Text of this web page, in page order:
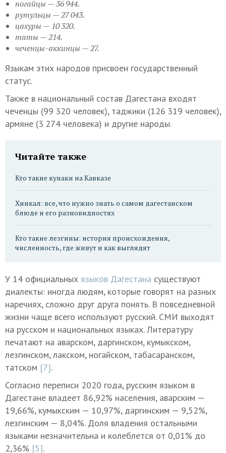
ногайцы — 36 944.
рутульцы — 27 043.
цахуры — 10 320.
таты — 214.
чеченцы-аккинцы — 27.
Языкам этих народов присвоен государственный
статус.
Также в национальный состав Дагестана входят
чеченцы (99 320 человек), таджики (126 319 человек),
армяне (3 274 человека) и другие народы.
Читайте также
Кто такие кунаки на Кавказе
Хинкал: все, что нужно знать о самом дагестанском
блюде и его разновидностях
Кто такие лезгины: история происхождения,
численность, где живут и как выглядят
У 14 официальных языков Дагестана существуют
диалекты: иногда людям, которые говорят на разных
наречиях, сложно друг друга понять. В повседневной
жизни чаще всего используют русский. СМИ выходят
на русском и национальных языках. Литературу
печатают на аварском, даргинском, кумыкском,
лезгинском, лакском, ногайском, табасаранском,
татском [7].
Согласно переписи 2020 года, русским языком в
Дагестане владеет 86,92% населения, аварским —
19,66%, кумыкским — 10,97%, даргинским — 9,52%,
лезгинским — 8,04%. Доля владения остальными
языками незначительна и колеблется от 0,01% до
2,36% [5].